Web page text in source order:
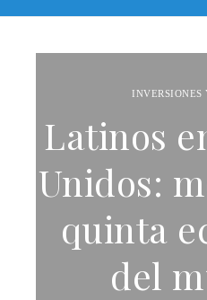
INVERSIONES
Latinos
Unidos:
quinta
del